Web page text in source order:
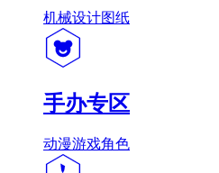
机械设计图纸
手办专区
动漫游戏角色